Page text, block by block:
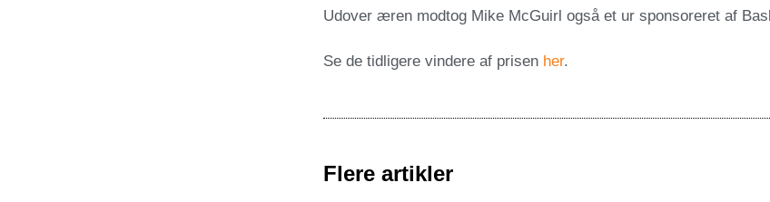
Udover æren modtog Mike McGuirl også et ur sponsoreret af
Se de tidligere vindere af prisen her.
Flere artikler